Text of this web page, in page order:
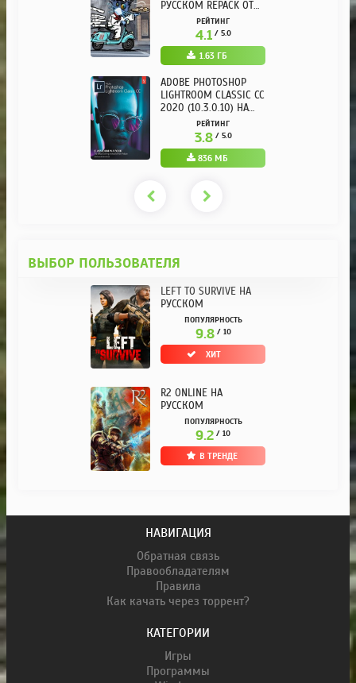
РУССКОМ REPACK ОТ
KPOJIUKРЕЙТИНГ
4.1 / 5.0
1.63 ГБ
ADOBE PHOTOSHOP
LIGHTROOM CLASSIC CC
2020 (10.3.0.10) НА
РУССКОМ REPACK ОТ
KPOJIUK
РЕЙТИНГ
3.8 / 5.0
836 МБ
ВЫБОР ПОЛЬЗОВАТЕЛЯ
LEFT TO SURVIVE НА
РУССКОМ
ПОПУЛЯРНОСТЬ
9.8 / 10
ХИТ
R2 ONLINE НА
РУССКОМ
ПОПУЛЯРНОСТЬ
9.2 / 10
В ТРЕНДЕ
НАВИГАЦИЯ
Обратная связь
Правообладателям
Правила
Как качать через торрент?
КАТЕГОРИИ
Игры
Программы